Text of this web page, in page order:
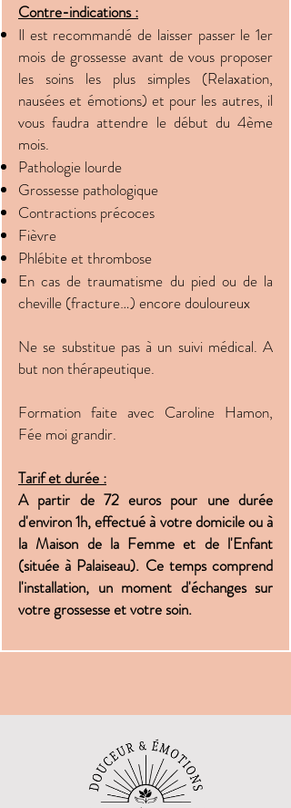
Contre-indications :
Il est recommandé de laisser passer le 1er
mois de grossesse avant de vous proposer
les soins les plus simples (Relaxation,
nausées et émotions) et pour les autres, il
vous faudra attendre le début du 4ème
mois.
Pathologie lourde
Grossesse pathologique
Contractions précoces
Fièvre
Phlébite et thrombose
En cas de traumatisme du pied ou de la
cheville (fracture…) encore douloureux
Ne se substitue pas à un suivi médical. A
but non thérapeutique.
Formation faite avec Caroline Hamon,
Fée moi grandir.
Tarif et durée :
A partir de 72 euros pour une durée
d'environ 1h,effectué à votre domicile ou à
la Maison de la Femme et de l'Enfant
(située à Palaiseau). Ce temps comprend
l'installation, un moment d'échanges sur
votre grossesse et votre soin.